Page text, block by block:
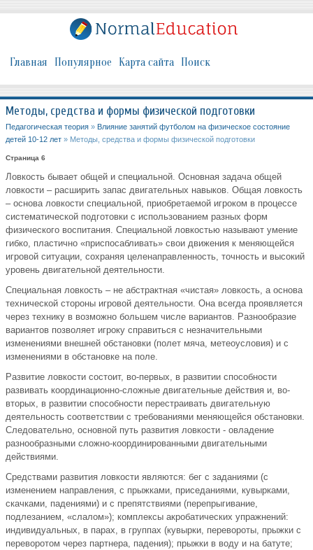
Главная Популярное Карта сайта Поиск
Методы, средства и формы физической подготовки
Педагогическая теория » Влияние занятий футболом на физическое состояние
детей 10-12 лет » Методы, средства и формы физической подготовки
Страница 6
Ловкость бывает общей и специальной. Основная задача общей
ловкости – расширить запас двигательных навыков. Общая ловкость
– основа ловкости специальной, приобретаемой игроком в процессе
систематической подготовки с использованием разных форм
физического воспитания. Специальной ловкостью называют умение
гибко, пластично «приспосабливать» свои движения к меняющейся
игровой ситуации, сохраняя целенаправленность, точность и высокий
уровень двигательной деятельности.
Специальная ловкость – не абстрактная «чистая» ловкость, а основа
технической стороны игровой деятельности. Она всегда проявляется
через технику в возможно большем числе вариантов. Разнообразие
вариантов позволяет игроку справиться с незначительными
изменениями внешней обстановки (полет мяча, метеоусловия) и с
изменениями в обстановке на поле.
Развитие ловкости состоит, во-первых, в развитии способности
развивать координационно-сложные двигательные действия и, во-
вторых, в развитии способности перестраивать двигательную
деятельность соответствии с требованиями меняющейся обстановки.
Следовательно, основной путь развития ловкости - овладение
разнообразными сложно-координированными двигательными
действиями.
Средствами развития ловкости являются: бег с заданиями (с
изменением направления, с прыжками, приседаниями, кувырками,
скачками, падениями) и с препятствиями (перепрыгивание,
подлезанием, «слалом»); комплексы акробатических упражнений:
индивидуальных, в парах, в группах (кувырки, перевороты, прыжки с
переворотом через партнера, падения); прыжки в воду и на батуте;